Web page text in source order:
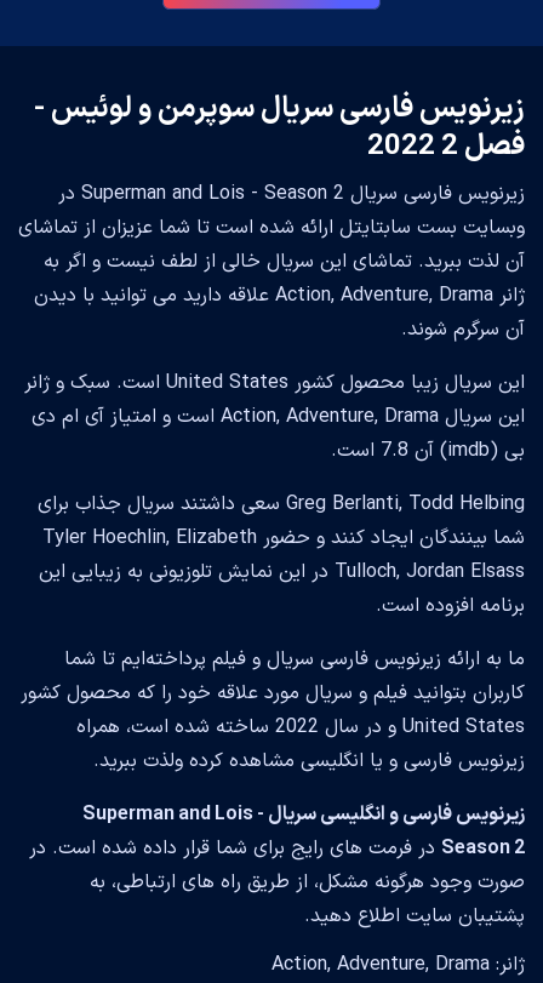
زیرنویس فارسی سریال سوپرمن و لوئیس -
فصل 2 2022
زیرنویس فارسی سریال Superman and Lois - Season 2 در
وبسایت بست سابتایتل ارائه شده است تا شما عزیزان از تماشای
آن لذت ببرید. تماشای این سریال خالی از لطف نیست و اگر به
ژانر Action, Adventure, Drama علاقه دارید می توانید با دیدن
آن سرگرم شوند.
این سریال زیبا محصول کشور United States است. سبک و ژانر
این سریال Action, Adventure, Drama است و امتیاز آی ام دی
بی (imdb) آن 7.8 است.
Greg Berlanti, Todd Helbing سعی داشتند سریال جذاب برای
شما بینندگان ایجاد کنند و حضور Tyler Hoechlin, Elizabeth
Tulloch, Jordan Elsass در این نمایش تلوزیونی به زیبایی این
برنامه افزوده است.
ما به ارائه زیرنویس فارسی سریال و فیلم پرداخته‌ایم تا شما
کاربران بتوانید فیلم و سریال مورد علاقه خود را که محصول کشور
United States و در سال 2022 ساخته شده است، همراه
زیرنویس فارسی و یا انگلیسی مشاهده کرده ولذت ببرید.
زیرنویس فارسی و انگلیسی سریال Superman and Lois -
Season 2 در فرمت های رایج برای شما قرار داده شده است. در
صورت وجود هرگونه مشکل، از طریق راه های ارتباطی، به
پشتیبان سایت اطلاع دهید.
ژانر: Action, Adventure, Drama